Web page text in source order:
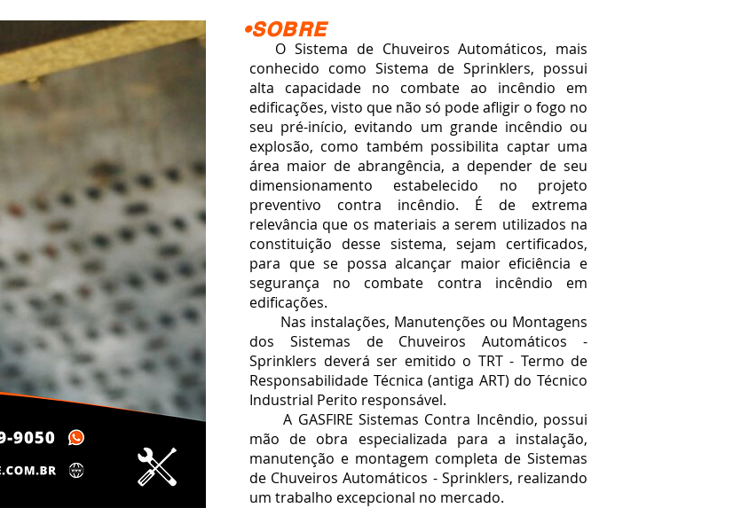
O Sistema de Chuveiros Automáticos, mais
conhecido como Sistema de Sprinklers, possui
alta capacidade no combate ao incêndio em
edificações, visto que não só pode afligir o fogo no
seu pré-início, evitando um grande incêndio ou
explosão, como também possibilita captar uma
área maior de abrangência, a depender de seu
dimensionamento estabelecido no projeto
preventivo contra incêndio. É de extrema
relevância que os materiais a serem utilizados na
constituição desse sistema, sejam certificados,
para que se possa alcançar maior eficiência e
segurança no combate contra incêndio em
edificações.
Nas instalações, Manutenções ou Montagens
dos Sistemas de Chuveiros Automáticos -
Sprinklers deverá ser emitido o TRT - Termo de
Responsabilidade Técnica (antiga ART) do Técnico
Industrial Perito responsável.
A GASFIRE Sistemas Contra Incêndio, possui
mão de obra especializada para a instalação,
manutenção e montagem completa de Sistemas
de Chuveiros Automáticos - Sprinklers, realizando
um trabalho excepcional no mercado.
•SOBRE